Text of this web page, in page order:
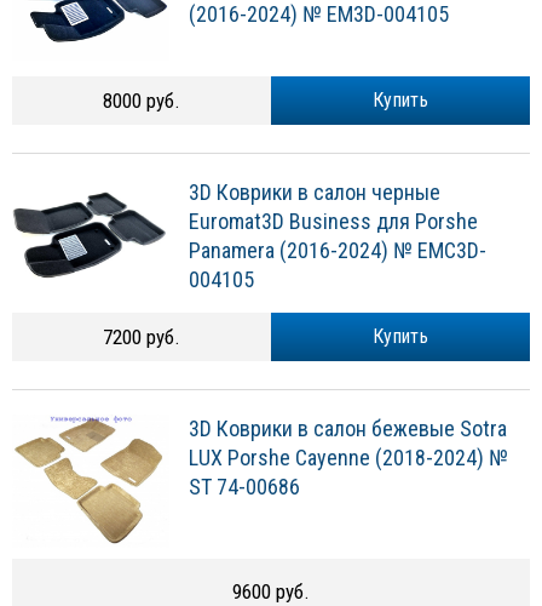
(2016-2024) № EM3D-004105
Купить
8000 руб.
3D Коврики в салон черные
Euromat3D Business для Porshe
Panamera (2016-2024) № EMC3D-
004105
Купить
7200 руб.
3D Коврики в салон бежевые Sotra
LUX Porshe Cayenne (2018-2024) №
ST 74-00686
9600 руб.